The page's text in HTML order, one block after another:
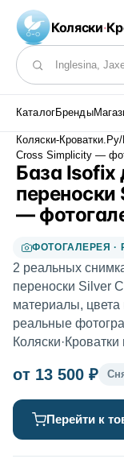
Коляски·
Поиск по каталогу
КаталогБренды
Коляски-Кроватки.Ру/
Cross Simplicity —
База Isofix
—
ФОТОГАЛЕРЕЯ
2 реальных
переноски Silver
материалы, цвета
реальные
от 13 500 ₽
Перейти к